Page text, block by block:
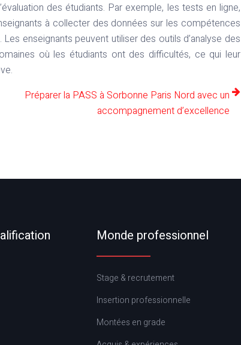
des étudiants. Par exemple, les tests en ligne,
à collecter des données sur les compétences
enseignants peuvent utiliser des outils d’analyse des
où les étudiants ont des difficultés, ce qui leur
Préparer la PASS à Sorbonne Paris Nord avec un
accompagnement d’excellence
Monde professionnel
Stage & recrutement
Insertion professionnelle
Montées en grade